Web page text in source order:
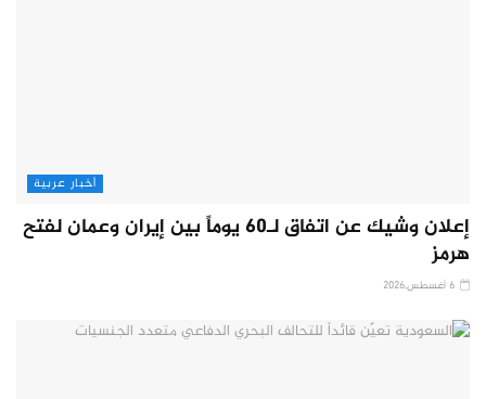
أخبار عربية
إعلان وشيك عن اتفاق لـ60 يوماً بين إيران وعمان لفتح
هرمز